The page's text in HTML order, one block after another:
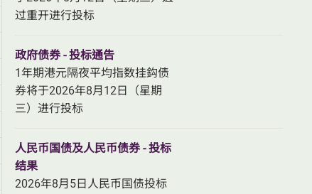
过重开进行投标
政府债券 - 投标通告
1年期港元隔夜平均指数挂鈎债
券将于2026年8月12日（星期
三）进行投标
人民币国债及人民币债券 - 投标
结果
2026年8月5日人民币国债投标